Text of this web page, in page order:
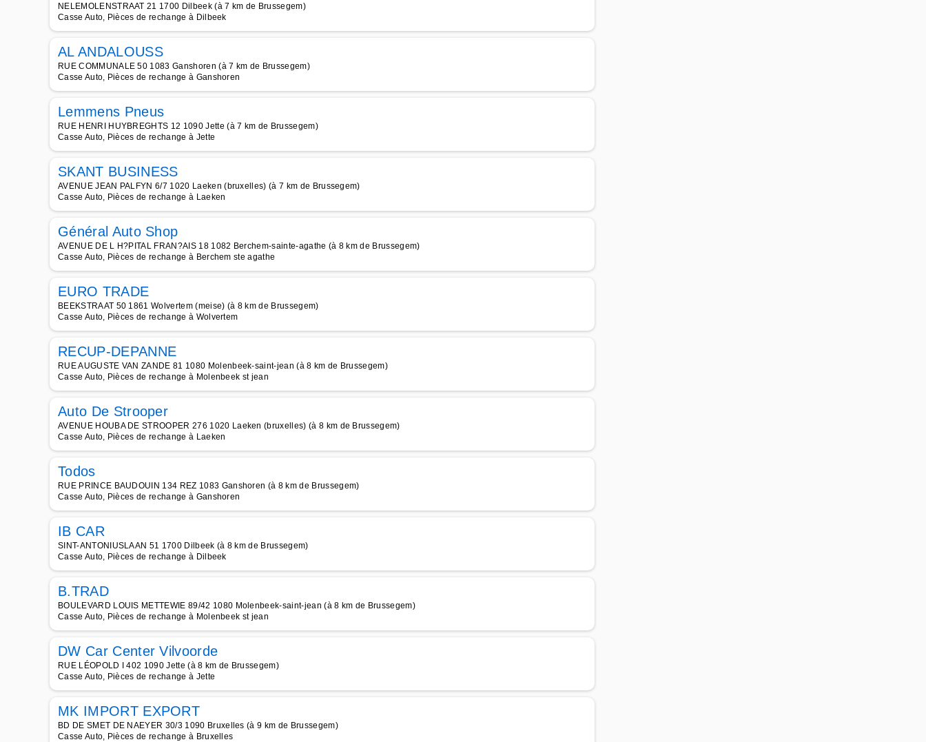
NELEMOLENSTRAAT 21 1700 Dilbeek (à 7 km de Brussegem)
Casse Auto, Pièces de rechange à Dilbeek
AL ANDALOUSS
RUE COMMUNALE 50 1083 Ganshoren (à 7 km de Brussegem)
Casse Auto, Pièces de rechange à Ganshoren
Lemmens Pneus
RUE HENRI HUYBREGHTS 12 1090 Jette (à 7 km de Brussegem)
Casse Auto, Pièces de rechange à Jette
SKANT BUSINESS
AVENUE JEAN PALFYN 6/7 1020 Laeken (bruxelles) (à 7 km de Brussegem)
Casse Auto, Pièces de rechange à Laeken
Général Auto Shop
AVENUE DE L H?PITAL FRAN?AIS 18 1082 Berchem-sainte-agathe (à 8 km de Brussegem)
Casse Auto, Pièces de rechange à Berchem ste agathe
EURO TRADE
BEEKSTRAAT 50 1861 Wolvertem (meise) (à 8 km de Brussegem)
Casse Auto, Pièces de rechange à Wolvertem
RECUP-DEPANNE
RUE AUGUSTE VAN ZANDE 81 1080 Molenbeek-saint-jean (à 8 km de Brussegem)
Casse Auto, Pièces de rechange à Molenbeek st jean
Auto De Strooper
AVENUE HOUBA DE STROOPER 276 1020 Laeken (bruxelles) (à 8 km de Brussegem)
Casse Auto, Pièces de rechange à Laeken
Todos
RUE PRINCE BAUDOUIN 134 REZ 1083 Ganshoren (à 8 km de Brussegem)
Casse Auto, Pièces de rechange à Ganshoren
IB CAR
SINT-ANTONIUSLAAN 51 1700 Dilbeek (à 8 km de Brussegem)
Casse Auto, Pièces de rechange à Dilbeek
B.TRAD
BOULEVARD LOUIS METTEWIE 89/42 1080 Molenbeek-saint-jean (à 8 km de Brussegem)
Casse Auto, Pièces de rechange à Molenbeek st jean
DW Car Center Vilvoorde
RUE LÉOPOLD I 402 1090 Jette (à 8 km de Brussegem)
Casse Auto, Pièces de rechange à Jette
MK IMPORT EXPORT
BD DE SMET DE NAEYER 30/3 1090 Bruxelles (à 9 km de Brussegem)
Casse Auto, Pièces de rechange à Bruxelles